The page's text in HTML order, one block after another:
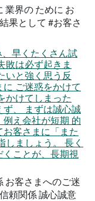
業界の ために お
果として #お客さ
早くたくさん試
敗は必ず起きま
いと強く思う反
ご迷惑をかけて
かけてしまった
、 まずは誠心誠
え会社が短期 的
客さまに「また
ましょう。 長く
ことが、長期視
お客さまへのご迷
頼関係 誠心誠意